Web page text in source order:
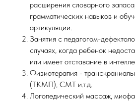
расширения словарного
грамматических навыков и
артикуляции.
Занятия с педагогом-
случаях, когда ребенок
или имеет отставание в
Физиотерапия -
(ТКМП), СМТ и.т.д.
Логопедический массаж,